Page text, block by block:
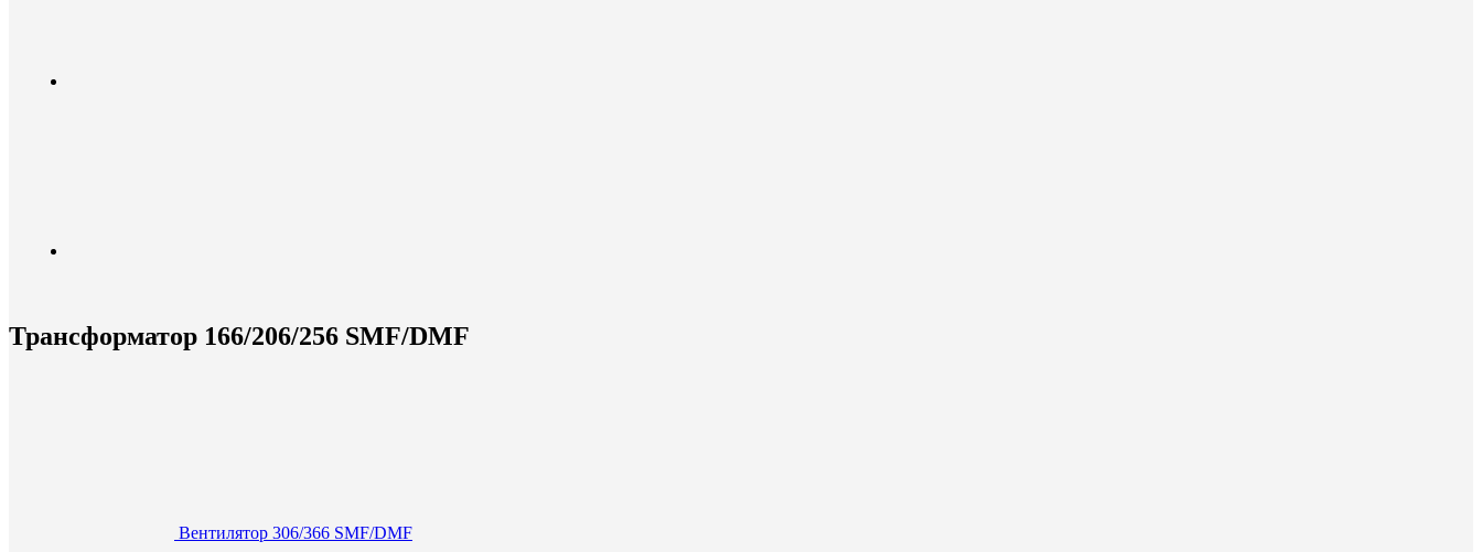
Трансформатор 166/206/256 SMF/DMF
Вентилятор 306/366 SMF/DMF